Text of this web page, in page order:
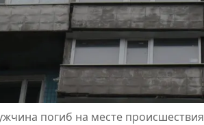
погиб на месте происшествия